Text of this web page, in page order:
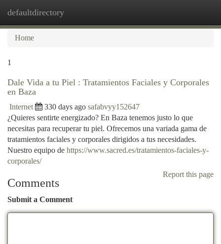
defaultdirectory
Home
1
Dale Vida a tu Piel : Tratamientos Faciales y Corporales
en Baza
Internet 330 days ago safabvyy152647
¿Quieres sentirte energizado? En Baza tenemos justo lo que
necesitas para recuperar tu piel. Ofrecemos una variada gama de
tratamientos faciales y corporales dirigidos a tus necesidades.
Nuestro equipo de https://www.sacred.es/tratamientos-faciales-y-
corporales/
Report this page
Comments
Submit a Comment